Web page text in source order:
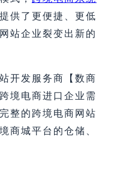
供了更便捷、更低
站企业裂变出新的
开发服务商【数商
境电商进口企业需
整的跨境电商网站
商城平台的仓储、